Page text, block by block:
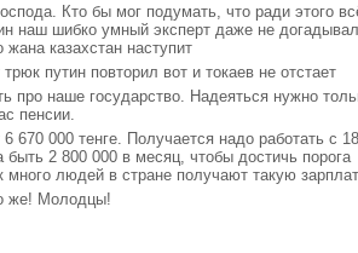
Кто бы мог подумать, что ради этого
наш шибко умный эксперт даже не
казахстан наступит
путин повторил вот и токаев не отстает
про наше государство. Надеяться нужно
пенсии.
670 000 тенге. Получается надо работать с
быть 2 800 000 в месяц, чтобы достичь порога
много людей в стране получают такую
же! Молодцы!